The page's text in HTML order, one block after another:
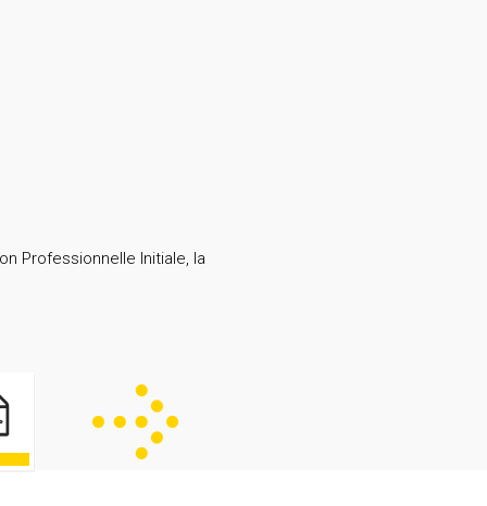
Professionnelle Initiale, la